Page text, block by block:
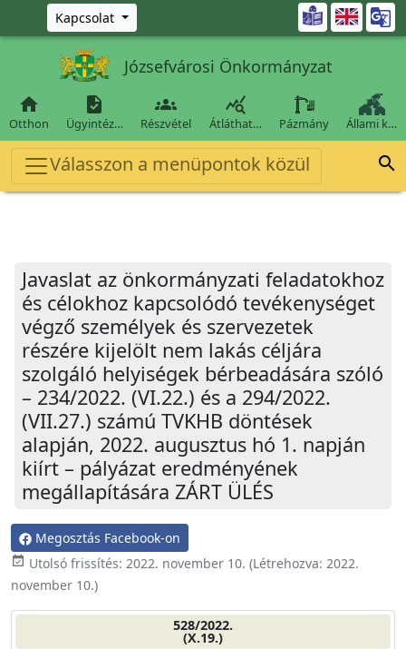
Ugrás a fő tartalomra
Kapcsolat 
Józsefvárosi Önkormányzat

Otthon

Ügyintéz…

Részvétel

Átláthat… Pázmány Állami k…
Válasszon a menüpontok közül 
Javaslat az önkormányzati feladatokhoz
és célokhoz kapcsolódó tevékenységet
végző személyek és szervezetek
részére kijelölt nem lakás céljára
szolgáló helyiségek bérbeadására szóló
– 234/2022. (VI.22.) és a 294/2022.
(VII.27.) számú TVKHB döntések
alapján, 2022. augusztus hó 1. napján
kiírt – pályázat eredményének
megállapítására ZÁRT ÜLÉS
Megosztás Facebook-on
event_available Utolsó frissítés: 2022. november 10. (Létrehozva: 2022.
november 10.)
528/2022.
(X.19.)